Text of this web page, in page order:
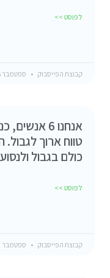
לפוסט >>
קבוצת הפייסבוק ספטמבר 26, 2023
טווח ארוך
כולם בגבול
לפוסט >>
קבוצת הפייסבוק ספטמבר 23, 2023